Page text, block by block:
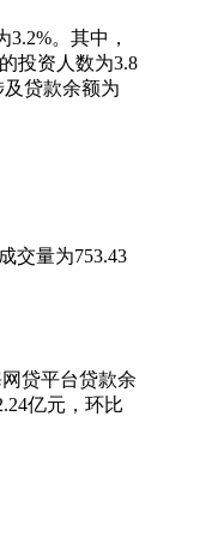
。其中，
投资人数为3.8
贷款余额为
交量为753.43
贷平台贷款余
亿元，环比